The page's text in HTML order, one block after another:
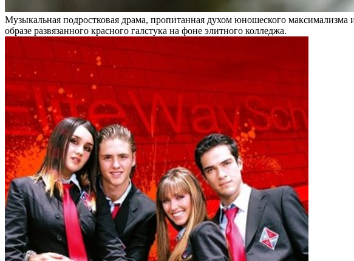
Музыкальная подростковая драма, пропитанная духом юношеского
образе развязанного красного галстука на фоне элитного колледжа.